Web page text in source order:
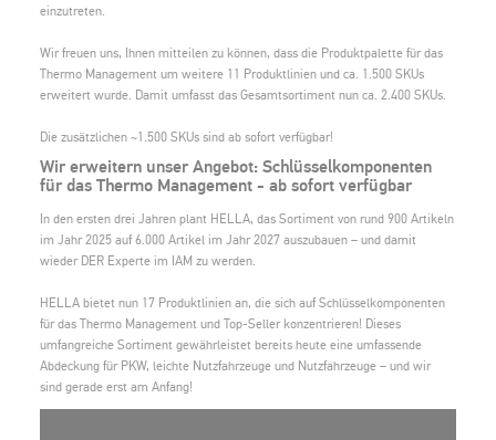
einzutreten.
Wir freuen uns, Ihnen mitteilen zu können, dass die Produktpalette für das
Thermo Management um weitere 11 Produktlinien und ca. 1.500 SKUs
erweitert wurde. Damit umfasst das Gesamtsortiment nun ca. 2.400 SKUs.
Die zusätzlichen ~1.500 SKUs sind ab sofort verfügbar!
Wir erweitern unser Angebot: Schlüsselkomponenten
für das Thermo Management - ab sofort verfügbar
In den ersten drei Jahren plant HELLA, das Sortiment von rund 900 Artikeln
im Jahr 2025 auf 6.000 Artikel im Jahr 2027 auszubauen – und damit
wieder DER Experte im IAM zu werden.
HELLA bietet nun 17 Produktlinien an, die sich auf Schlüsselkomponenten
für das Thermo Management und Top-Seller konzentrieren! Dieses
umfangreiche Sortiment gewährleistet bereits heute eine umfassende
Abdeckung für PKW, leichte Nutzfahrzeuge und Nutzfahrzeuge – und wir
sind gerade erst am Anfang!